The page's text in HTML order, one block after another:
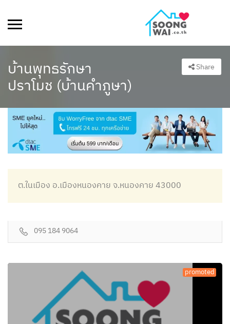
บ้านพุทธรักษา
ปราโมช (บ้านคำภูษา)
Share
ต.ในเมือง อ.เมืองหนองคาย จ.หนองคาย 43000
095 184 9064
promoted